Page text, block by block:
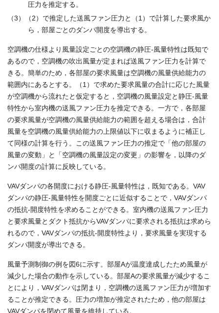
圧力を推定する。
（3）（2）で推定した送風ファン圧力と（1）で計算した要求風か
ら，部屋ごとのダンパ開度を導出する。
空調機の仕様より風量設定ごとの空調機の静圧-風量特性は既知で
あるので，空調機の吹出風量が定まれば送風ファン圧力を計算で
きる。簡単のため，各部屋の要求風量は空調機の風量供給能力の
範囲内にあるとする。（1）で求めた要求風量の合計に応じた風量
が空調機から流れたと仮定すると，空調機の風量設定と静圧-風量
特性から室内機の送風ファン圧力を推定できる。一方で，各部屋
の要求風量が空調機の風量供給能力の範囲を超える場合は，合計
風量を空調機の風量供給能力の上限値以下に収まるように補正し
て同様の計算を行う。この送風ファン圧力の推定で「他の部屋の
風量の変動」と「空調機の風量設定の変更」の影響を，以降のダ
ンパ開度の計算に反映している。
VAVダンパの各開度における静圧-風量特性は，既知である。VAV
ダンパの静圧-風量特性を開度ごとに近似することで，VAVダンパ
の抵抗-開度特性を求めることができる。室内機の送風ファン圧力
と要求風量とダクト抵抗からVAVダンパに要求される抵抗は求めら
れるので，VAVダンパの抵抗-開度特性より，要求風量を実現する
ダンパ開度が導出できる。
風量予測制御の例を図6に示す。部屋Aが温度達成したため風量が
減少した場合の動作を示している。部屋Aの要求風量が減少するこ
とにより，VAVダンパは閉まり，空調機の送風ファン圧力が増加す
ることが推定できる。圧力の増加が推定されたため，他の部屋は
VAVダンパを閉めて風量を維持している。